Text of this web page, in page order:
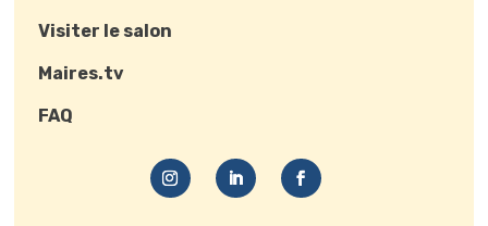
Visiter le salon
Maires.tv
FAQ